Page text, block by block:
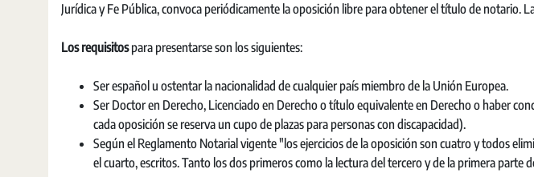
Jurídica y Fe Pública, convoca periódicamente la oposición libre para obtener el título de notario.
Los requisitospara presentarse son los siguientes:
Ser español u ostentar la nacionalidad de cualquier país miembro de la Unión Europea.
Ser Doctor en Derecho, Licenciado en Derecho o título equivalente en Derecho o haber
cada oposición se reserva un cupo de plazas para personas con discapacidad).
Según el Reglamento Notarial vigente "los ejercicios de la oposición son cuatro y todos
el cuarto, escritos. Tanto los dos primeros como la lectura del tercero y de la primera parte